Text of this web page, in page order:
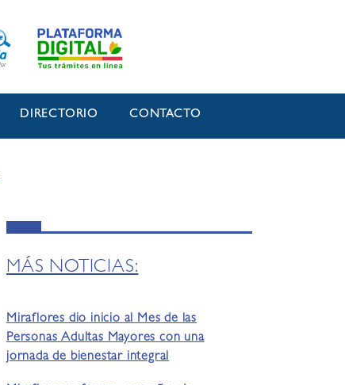
DIRECTORIO CONTACTO
MÁS NOTICIAS:
Miraflores dio inicio al Mes de las
Personas Adultas Mayores con una
jornada de bienestar integral